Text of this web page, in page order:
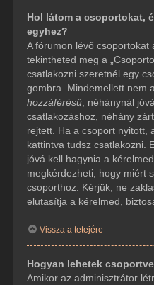
Hol látom a csoportokat,
egyhez?
A fórumon lévő csoportokat
tekintheted meg a
csatlakozni szeretnél egy
gombra. Mindemellett nem
hozzáférésű, néhánynál
csatlakozáshoz, néhány
rejtett. Ha a csoport nyitott,
kattintva tudsz csatlakozni.
jóvá kell hagynia a
megkérdezheti, hogy miért
csoporthoz. Kérjük, ne
elutasítja a kérelmed,
Vissza a tetejére
Hogyan lehetek
Amikor az adminisztrátor